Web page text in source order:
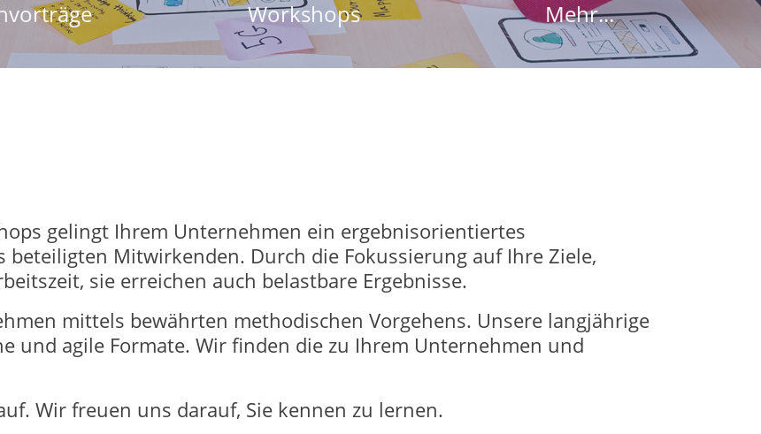
Workshops Mehr...
gelingt Ihrem Unternehmen ein ergebnisorientiertes
beteiligten Mitwirkenden. Durch die Fokussierung auf Ihre Ziele,
sie erreichen auch belastbare Ergebnisse.
mittels bewährten methodischen Vorgehens. Unsere langjährige
und agile Formate. Wir finden die zu Ihrem Unternehmen und
Wir freuen uns darauf, Sie kennen zu lernen.